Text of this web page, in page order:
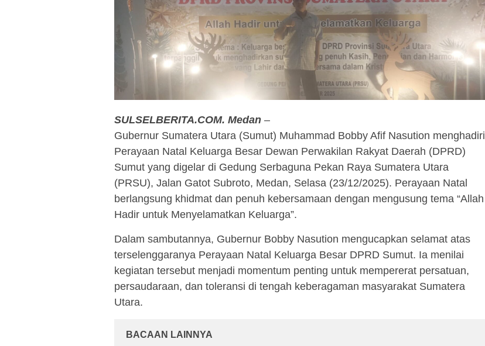
SULSELBERITA.COM. Medan –
Gubernur Sumatera Utara (Sumut) Muhammad Bobby Afif Nasution menghadiri
Perayaan Natal Keluarga Besar Dewan Perwakilan Rakyat Daerah (DPRD)
Sumut yang digelar di Gedung Serbaguna Pekan Raya Sumatera Utara
(PRSU), Jalan Gatot Subroto, Medan, Selasa (23/12/2025). Perayaan Natal
berlangsung khidmat dan penuh kebersamaan dengan mengusung tema “Allah
Hadir untuk Menyelamatkan Keluarga”.
Dalam sambutannya, Gubernur Bobby Nasution mengucapkan selamat atas
terselenggaranya Perayaan Natal Keluarga Besar DPRD Sumut. Ia menilai
kegiatan tersebut menjadi momentum penting untuk mempererat persatuan,
persaudaraan, dan toleransi di tengah keberagaman masyarakat Sumatera
Utara.
BACAAN LAINNYA